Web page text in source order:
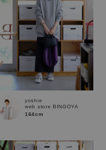
yoshie
web store BINGOYA
164cm